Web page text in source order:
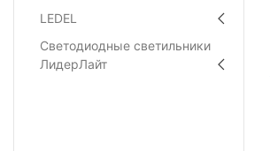
LEDEL
Светодиодные светильники
ЛидерЛайт